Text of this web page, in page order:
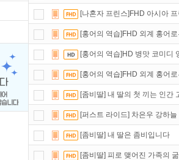
[나혼자 프린스]FHD 아시아
[홍어의 역습]FHD 외계 홍어
[홍어의 역습]HD 병맛 코미디
[홍어의 역습]FHD 외계 홍어
[좀비딸] 내 딸의 첫 끼는 인간
[퍼스트 라이드] 차은우 강하
[좀비딸] 내 딸은 좀비입니다
[좀비딸] 피로 맺어진 가족의